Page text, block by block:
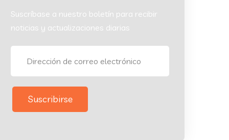
Suscríbase a nuestro boletín para recibir
noticias y actualizaciones diarias
Suscribirse